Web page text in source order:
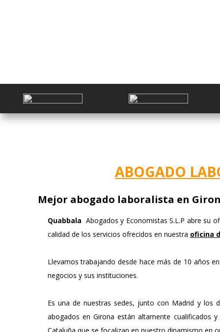
ABOGADO
Mejor abogado laboralista en
Quabbala Abogados y Economistas S.L.P abre su
calidad de los servicios ofrecidos en nuestra oficina
Llevamos trabajando desde hace más de 10 años
negocios y sus instituciones.
Es una de nuestras sedes, junto con Madrid y los
abogados en Girona están altamente cualificados